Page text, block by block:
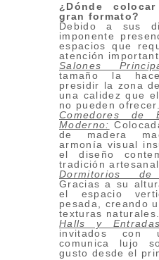
¿Dónde
gran formato?
Debido a sus
imponente
espacios que
atención
Salones
tamaño la
presidir la zona
una calidez que
no pueden ofrecer.
Comedores de
Moderno:
de madera
armonía visual
el diseño
tradición
Dormitorios
Gracias a su
el espacio
pesada, creando
texturas naturales.
Halls y
invitados con
comunica lujo
gusto desde el